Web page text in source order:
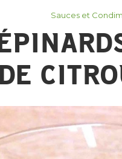
Sauces et
DE